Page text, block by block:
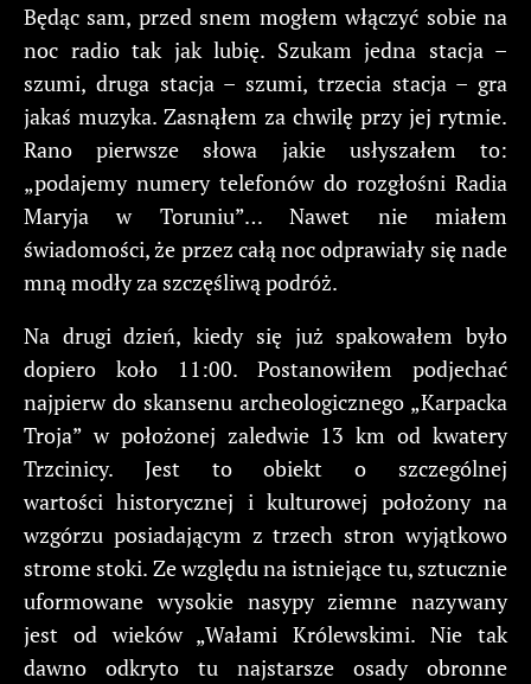
Będąc sam, przed snem mogłem włączyć sobie na
noc radio tak jak lubię. Szukam jedna stacja –
szumi, druga stacja – szumi, trzecia stacja – gra
jakaś muzyka. Zasnąłem za chwilę przy jej rytmie.
Rano pierwsze słowa jakie usłyszałem to:
„podajemy numery telefonów do rozgłośni Radia
Maryja w Toruniu”… Nawet nie miałem
świadomości, że przez całą noc odprawiały się nade
mną modły za szczęśliwą podróż.
Na drugi dzień, kiedy się już spakowałem było
dopiero koło 11:00. Postanowiłem podjechać
najpierw do skansenu archeologicznego „Karpacka
Troja” w położonej zaledwie 13 km od kwatery
Trzcinicy. Jest to obiekt o szczególnej
wartości historycznej i kulturowej położony na
wzgórzu posiadającym z trzech stron wyjątkowo
strome stoki. Ze względu na istniejące tu, sztucznie
uformowane wysokie nasypy ziemne nazywany
jest od wieków „Wałami Królewskimi. Nie tak
dawno odkryto tu najstarsze osady obronne